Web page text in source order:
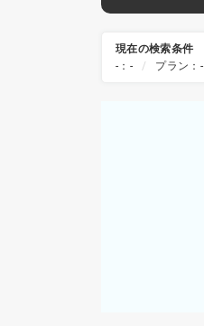
現在の検索条件
-：-
プラン：-